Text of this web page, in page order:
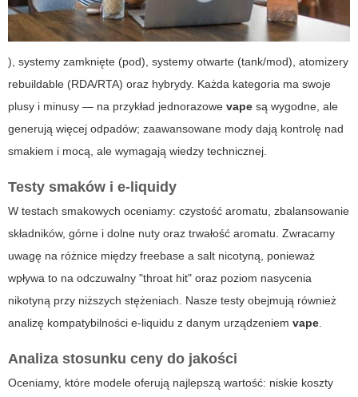
), systemy zamknięte (pod), systemy otwarte (tank/mod), atomizery
rebuildable (RDA/RTA) oraz hybrydy. Każda kategoria ma swoje
plusy i minusy — na przykład jednorazowe vape są wygodne, ale
generują więcej odpadów; zaawansowane mody dają kontrolę nad
smakiem i mocą, ale wymagają wiedzy technicznej.
Testy smaków i e-liquidy
W testach smakowych oceniamy: czystość aromatu, zbalansowanie
składników, górne i dolne nuty oraz trwałość aromatu. Zwracamy
uwagę na różnice między freebase a salt nicotyną, ponieważ
wpływa to na odczuwalny "throat hit" oraz poziom nasycenia
nikotyną przy niższych stężeniach. Nasze testy obejmują również
analizę kompatybilności e-liquidu z danym urządzeniem vape
Analiza stosunku ceny do jakości
Oceniamy, które modele oferują najlepszą wartość: niskie koszty